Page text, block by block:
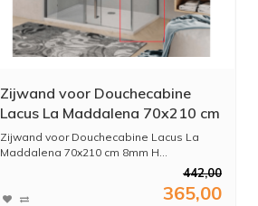
Zijwand voor Douchecabine
Lacus La Maddalena 70x210 cm
8mm Helder Glas
Zijwand voor Douchecabine Lacus La
Maddalena 70x210 cm 8mm H...
442,00
365,00